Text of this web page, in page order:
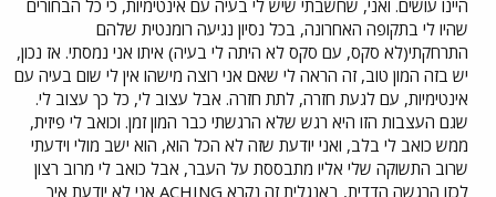
היינו עושים. ואני, שחשבתי שיש לי בעיה עם אינטימיות, כי כל הבחורים
שהיו לי בתקופה האחרונה, בכל נסיון נגיעה רומנטית שלהם
התרחקתי(לא סקס, עם סקס לא היתה לי בעיה) איתו אני נמסתי. אז נכון,
יש בזה המון טוב, זה הראה לי שאם אני רוצה מישהו אין לי שום בעיה עם
אינטימיות, עם לגעת חזרה, לתת חזרה. אבל עצוב לי, כל כך עצוב לי.
שגם העצבות הזו היא רגש שלא הרגשתי כבר המון זמן. וכואב לי פיזית,
ממש כואב לי בלב, ואני יודעת שזה לא הכל הוא, הוא ישב מולי וידעתי
שרוב התשוקה שלי אליו מתבססת על העבר, אבל כואב לי מרוב רצון
לכזו הרגשה הדדית, באנגלית זה נקרא ACHING אני לא יודעת איך